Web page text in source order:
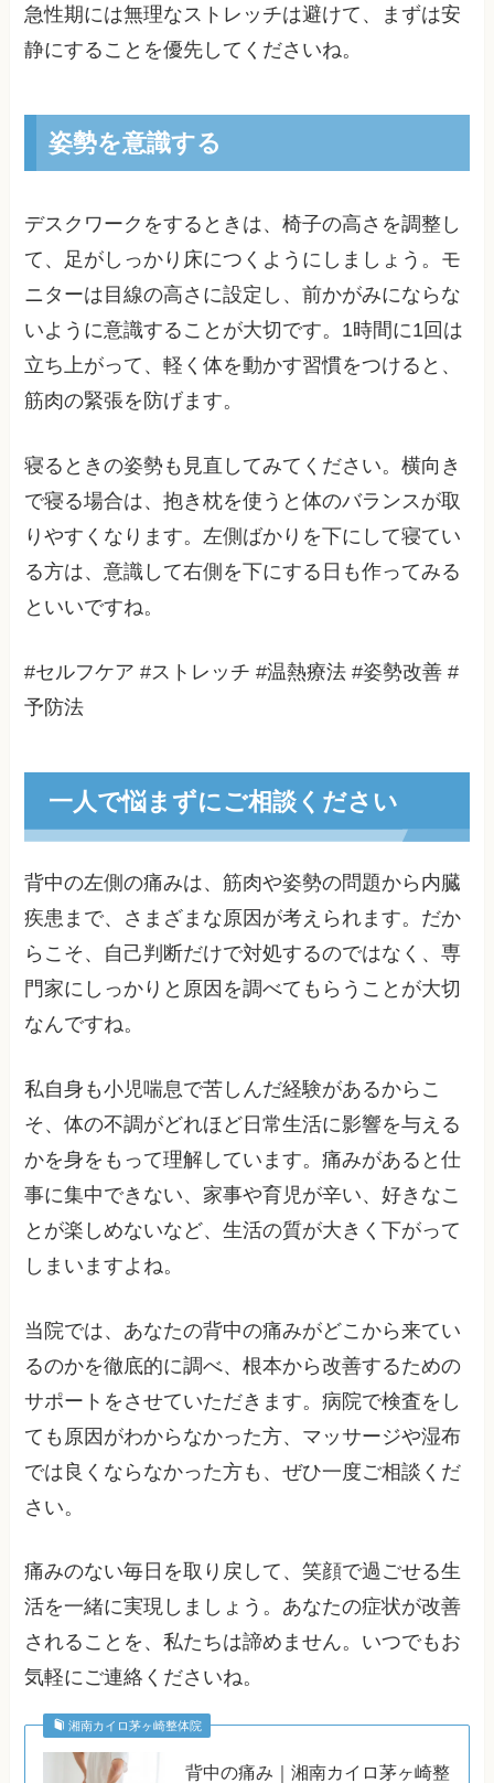
急性期には無理なストレッチは避けて、まずは安
静にすることを優先してくださいね。
姿勢を意識する
デスクワークをするときは、椅子の高さを調整し
て、足がしっかり床につくようにしましょう。モ
ニターは目線の高さに設定し、前かがみにならな
いように意識することが大切です。1時間に1回は
立ち上がって、軽く体を動かす習慣をつけると、
筋肉の緊張を防げます。
寝るときの姿勢も見直してみてください。横向き
で寝る場合は、抱き枕を使うと体のバランスが取
りやすくなります。左側ばかりを下にして寝てい
る方は、意識して右側を下にする日も作ってみる
といいですね。
#セルフケア #ストレッチ #温熱療法 #姿勢改善 #
予防法
一人で悩まずにご相談ください
背中の左側の痛みは、筋肉や姿勢の問題から内臓
疾患まで、さまざまな原因が考えられます。だか
らこそ、自己判断だけで対処するのではなく、専
門家にしっかりと原因を調べてもらうことが大切
なんですね。
私自身も小児喘息で苦しんだ経験があるからこ
そ、体の不調がどれほど日常生活に影響を与える
かを身をもって理解しています。痛みがあると仕
事に集中できない、家事や育児が辛い、好きなこ
とが楽しめないなど、生活の質が大きく下がって
しまいますよね。
当院では、あなたの背中の痛みがどこから来てい
るのかを徹底的に調べ、根本から改善するための
サポートをさせていただきます。病院で検査をし
ても原因がわからなかった方、マッサージや湿布
では良くならなかった方も、ぜひ一度ご相談くだ
さい。
痛みのない毎日を取り戻して、笑顔で過ごせる生
活を一緒に実現しましょう。あなたの症状が改善
されることを、私たちは諦めません。いつでもお
気軽にご連絡くださいね。
湘南カイロ茅ヶ崎整体院
背中の痛み｜湘南カイロ茅ヶ崎整